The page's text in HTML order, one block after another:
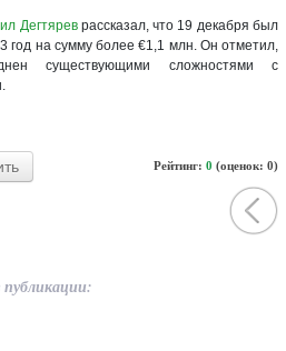
Дегтяреврассказал, что 19 декабря был
год на сумму более €1,1 млн. Он отметил,
существующими сложностями с
Рейтинг: 0 (оценок: 0)